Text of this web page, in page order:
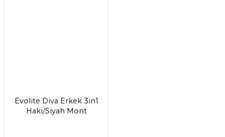
Evolite Diva Erkek 3in1
Haki/Siyah Mont